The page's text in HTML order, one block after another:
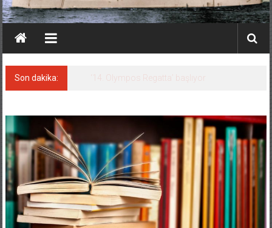
Son dakika:
Taksi Botlar, 50 yıldır Marmaris’in mavi